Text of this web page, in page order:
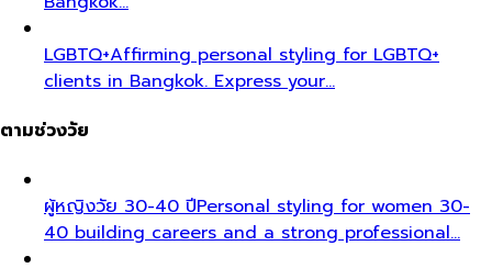
LGBTQ+Affirming personal styling for LGBTQ+
clients in Bangkok. Express your…
ตามช่วงวัย
ผู้หญิงวัย 30-40 ปีPersonal styling for women 30-
40 building careers and a strong professional…